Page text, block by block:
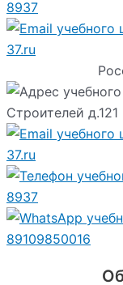
8937
37.ru
Строителей д.121
37.ru
8937
89109850016